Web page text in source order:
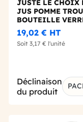
JUSTE LE CHOIX
JUS POMME
BOUTEILLE
19,02 € HT
Soit 3,17 € l'unité
Déclinaison
du produit